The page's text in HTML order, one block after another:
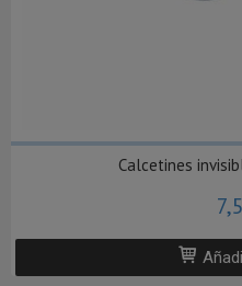
Calcetines